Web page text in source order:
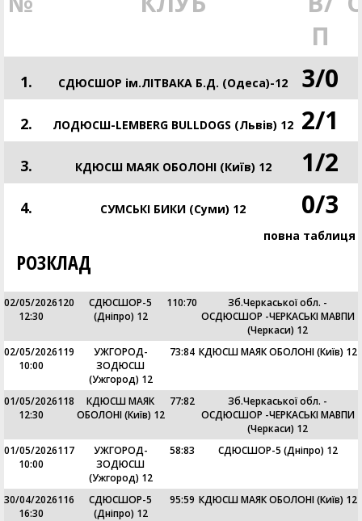
П
1. СДЮСШОР ім.ЛІТВАКА Б.Д. (Одеса)-12 3/0
2. ЛОДЮСШ-LEMBERG BULLDOGS (Львів) 12 2/1
3. КДЮСШ МАЯК ОБОЛОНІ (Київ) 12 1/2
4. СУМСЬКІ БИКИ (Суми) 12 0/3
повна таблиця
РОЗКЛАД
02/05/2026
12:30
120
СДЮСШОР-5
(Дніпро) 12
110:70
Зб.Черкаської обл. -
ОСДЮСШОР -ЧЕРКАСЬКІ МАВПИ
(Черкаси) 12
02/05/2026
10:00
119
УЖГОРОД-
ЗОДЮСШ
(Ужгород) 12
73:84 КДЮСШ МАЯК ОБОЛОНІ (Київ) 12
01/05/2026
12:30
118
КДЮСШ МАЯК
ОБОЛОНІ (Київ) 12
77:82
Зб.Черкаської обл. -
ОСДЮСШОР -ЧЕРКАСЬКІ МАВПИ
(Черкаси) 12
01/05/2026
10:00
117
УЖГОРОД-
ЗОДЮСШ
(Ужгород) 12
58:83 СДЮСШОР-5 (Дніпро) 12
30/04/2026
16:30
116
СДЮСШОР-5
(Дніпро) 12
95:59 КДЮСШ МАЯК ОБОЛОНІ (Київ) 12